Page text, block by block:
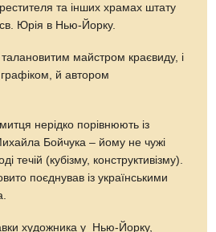
та інших храмах штату
Юрія в Нью-Йорку.
майстром краєвиду, і
й автором
нерідко порівнюють із
Бойчука – йому не чужі
течій (кубізму, конструктивізму).
поєднував із українськими
художника у Нью-Йорку,